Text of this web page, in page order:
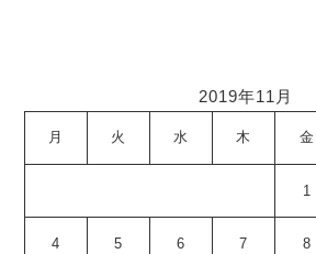
2019年11月
月 火 水 木 金
1
4 5 6 7 8